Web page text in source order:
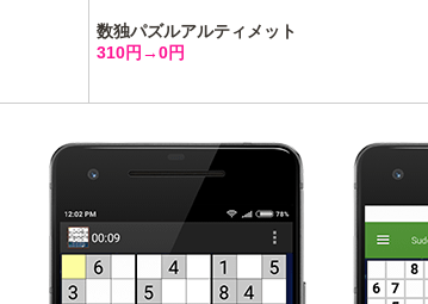
数独パズルアルティメット
310円→0円